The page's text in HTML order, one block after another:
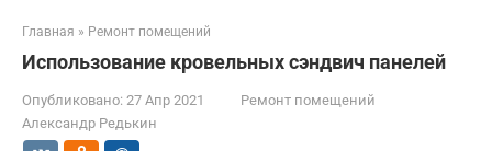
Главная » Ремонт помещений
Использование кровельных сэндвич панелей
Опубликовано: 27 Апр 2021
Ремонт помещений
Александр Редькин